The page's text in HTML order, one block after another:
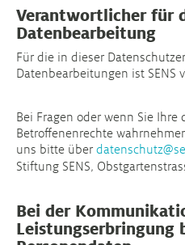
Verantwortlicher für
Datenbearbeitung
Für die in dieser
Datenbearbeitungen ist SENS
Bei Fragen oder wenn Sie
Betroffenenrechte
uns bitte über
Stiftung SENS,
Bei der
Leistungserbringung